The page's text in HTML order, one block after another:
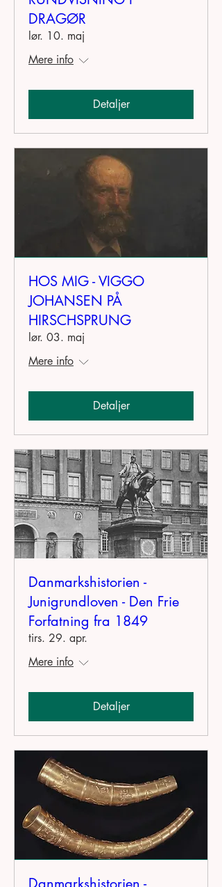
DRAGØR
lør. 10. maj
Mere info
Detaljer
HOS MIG - VIGGO
JOHANSEN PÅ
HIRSCHSPRUNG
lør. 03. maj
Mere info
Detaljer
Danmarkshistorien -
Junigrundloven - Den Frie
Forfatning fra 1849
tirs. 29. apr.
Mere info
Detaljer
Danmarkshistorien -